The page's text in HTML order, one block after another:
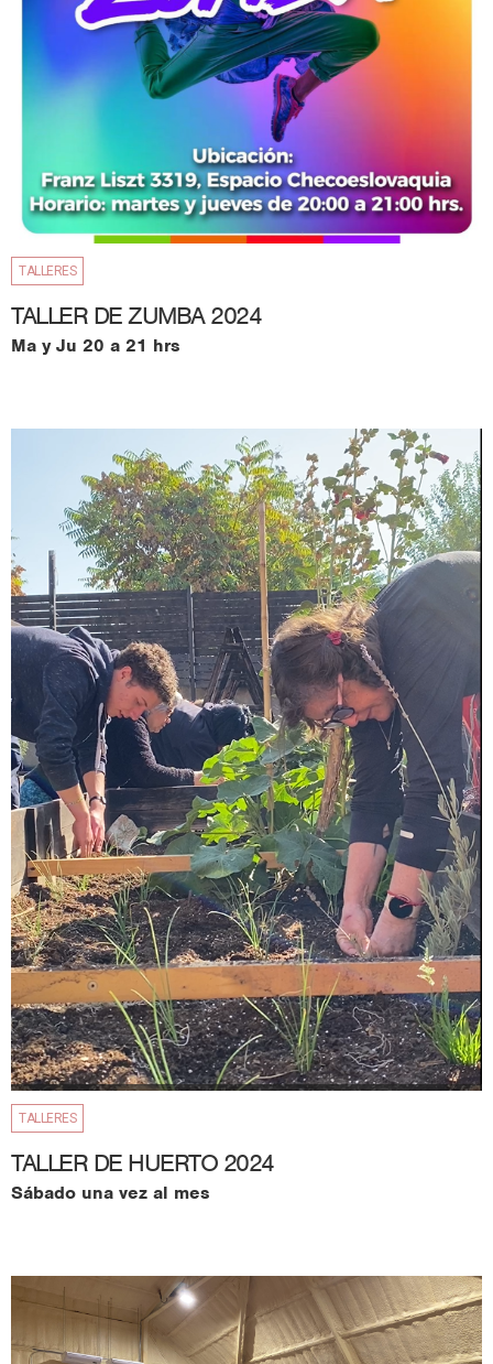
TALLERES
TALLER DE ZUMBA 2024
Ma y Ju 20 a 21 hrs
TALLERES
TALLER DE HUERTO 2024
Sábado una vez al mes